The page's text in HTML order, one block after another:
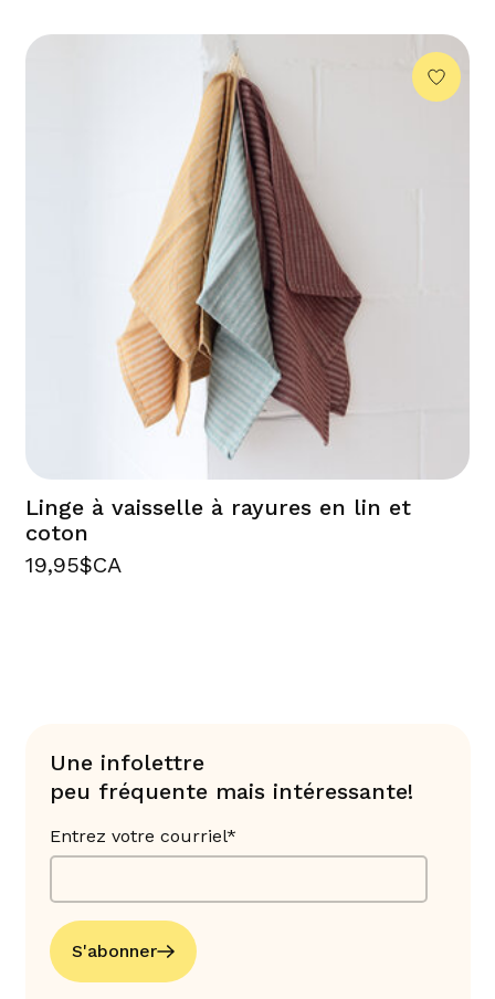
Linge à vaisselle à rayures en lin et
coton
19,95$CA
Une infolettre
peu fréquente mais intéressante!
Entrez votre courriel*
S'abonner